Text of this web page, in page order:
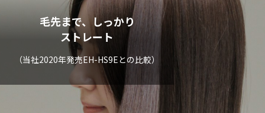
毛先まで、しっかり
ストレート
（当社2020年発売EH-HS9Eとの比較）